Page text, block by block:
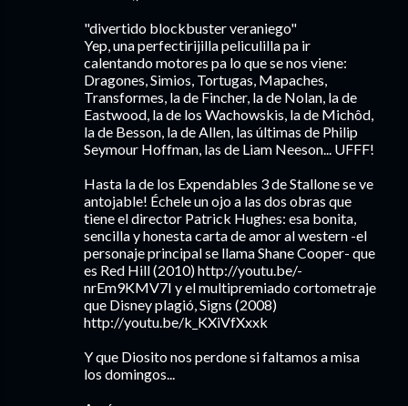
"divertido blockbuster veraniego"
Yep, una perfectirijilla peliculilla pa ir
calentando motores pa lo que se nos viene:
Dragones, Simios, Tortugas, Mapaches,
Transformes, la de Fincher, la de Nolan, la de
Eastwood, la de los Wachowskis, la de Michôd,
la de Besson, la de Allen, las últimas de Philip
Seymour Hoffman, las de Liam Neeson... UFFF!
Hasta la de los Expendables 3 de Stallone se ve
antojable! Échele un ojo a las dos obras que
tiene el director Patrick Hughes: esa bonita,
sencilla y honesta carta de amor al western -el
personaje principal se llama Shane Cooper- que
es Red Hill (2010) http://youtu.be/-
nrEm9KMV7I y el multipremiado cortometraje
que Disney plagió, Signs (2008)
http://youtu.be/k_KXiVfXxxk
Y que Diosito nos perdone si faltamos a misa
los domingos...